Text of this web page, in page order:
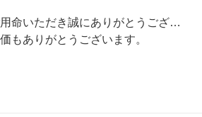
この度は車検をご用命いただき誠にありがとうございます。
もありがとうございます。
をいただき誠に嬉しく思います。